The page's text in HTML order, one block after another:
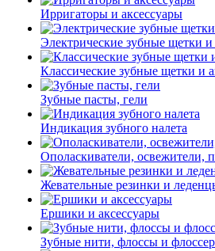
Ирригаторы и аксессуары
Электрические зубные щетки и
Классические зубные щетки и
Зубные пасты, гели
Индикация зубного налета
Ополаскиватели, освежители,
Жевательные резинки и
Ершики и аксессуары
Зубные нити, флоссы и